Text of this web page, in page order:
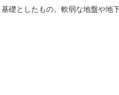
礎としたもの。軟弱な地盤や地